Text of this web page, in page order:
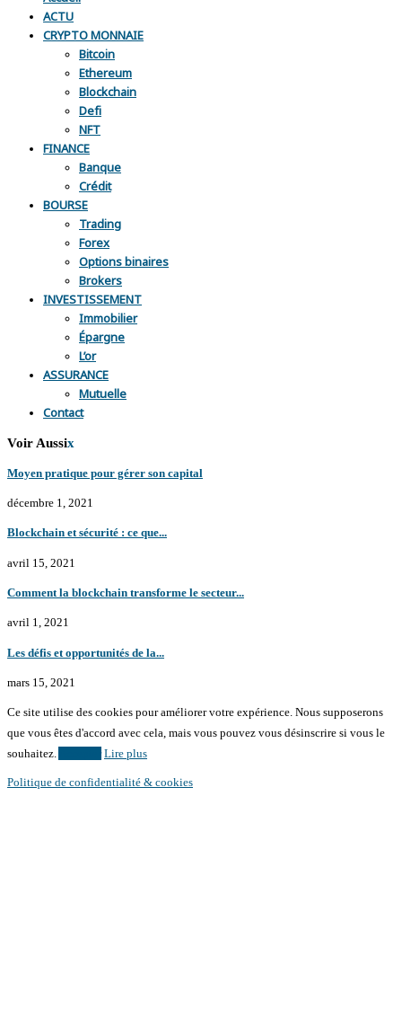
ACTU
CRYPTO MONNAIE
Bitcoin
Ethereum
Blockchain
Defi
NFT
FINANCE
Banque
Crédit
BOURSE
Trading
Forex
Options binaires
Brokers
INVESTISSEMENT
Immobilier
Épargne
L’or
ASSURANCE
Mutuelle
Contact
Voir Aussix
Moyen pratique pour gérer son capital
décembre 1, 2021
Blockchain et sécurité : ce que...
avril 15, 2021
Comment la blockchain transforme le secteur...
avril 1, 2021
Les défis et opportunités de la...
mars 15, 2021
Ce site utilise des cookies pour améliorer votre expérience. Nous supposerons
que vous êtes d'accord avec cela, mais vous pouvez vous désinscrire si vous le
souhaitez.
Lire plus
Politique de confidentialité & cookies